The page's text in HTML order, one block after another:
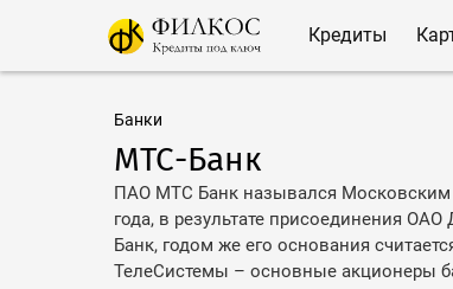
Кредиты
Банки
МТС-Банк
ПАО МТС Банк назывался Московским
года, в результате присоединения
Банк, годом же его основания
ТелеСистемы – основные акционеры